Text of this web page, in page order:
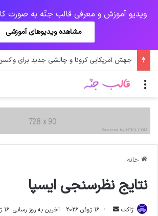
ویدیو آموزش و معرفی قالب جنّه به صورت کامل در
مشاهده ویدیوهای آموزشی
منو
خانه
نتایج نظرسنجی ایسپا
ژاکت
ارسال 16 ژوئن 2026 آخرین به روز رسانی: 16 ژوئن 2026